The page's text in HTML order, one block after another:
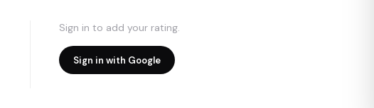
Sign in to add your rating.
Sign in with Google